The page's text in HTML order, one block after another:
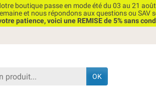
boutique passe en mode été du 03 au 21
et nous répondons aux questions ou SAV
patience, voici une REMISE de 5% sans
OK